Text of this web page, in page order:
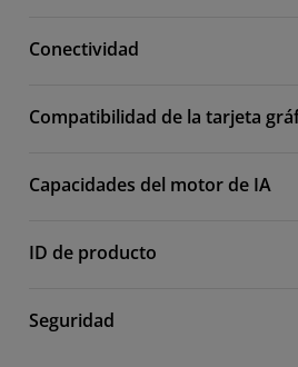
Conectividad
Compatibilidad de la tarjeta
Capacidades del motor de IA
ID de producto
Seguridad